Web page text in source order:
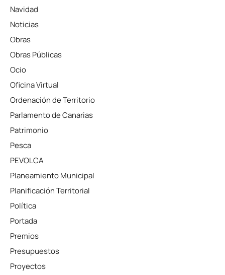
Navidad
Noticias
Obras
Obras Públicas
Ocio
Oficina Virtual
Ordenación de Territorio
Parlamento de Canarias
Patrimonio
Pesca
PEVOLCA
Planeamiento Municipal
Planificación Territorial
Política
Portada
Premios
Presupuestos
Proyectos